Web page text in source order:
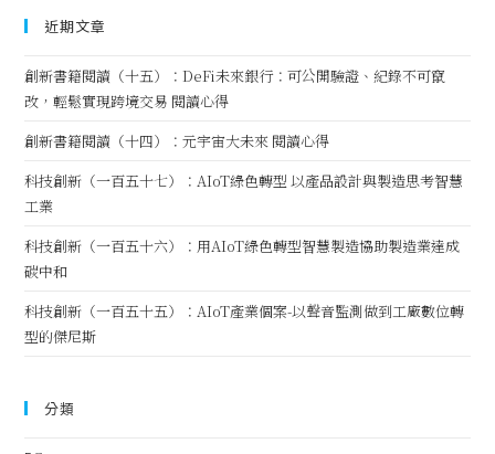
近期文章
創新書籍閱讀（十五）：DeFi未來銀行：可公開驗證、紀錄不可竄
改，輕鬆實現跨境交易 閱讀心得
創新書籍閱讀（十四）：元宇宙大未來 閱讀心得
科技創新（一百五十七）：AIoT綠色轉型 以產品設計與製造思考智慧
工業
科技創新（一百五十六）：用AIoT綠色轉型智慧製造協助製造業達成
碳中和
科技創新（一百五十五）：AIoT產業個案-以聲音監測做到工廠數位轉
型的傑尼斯
分類